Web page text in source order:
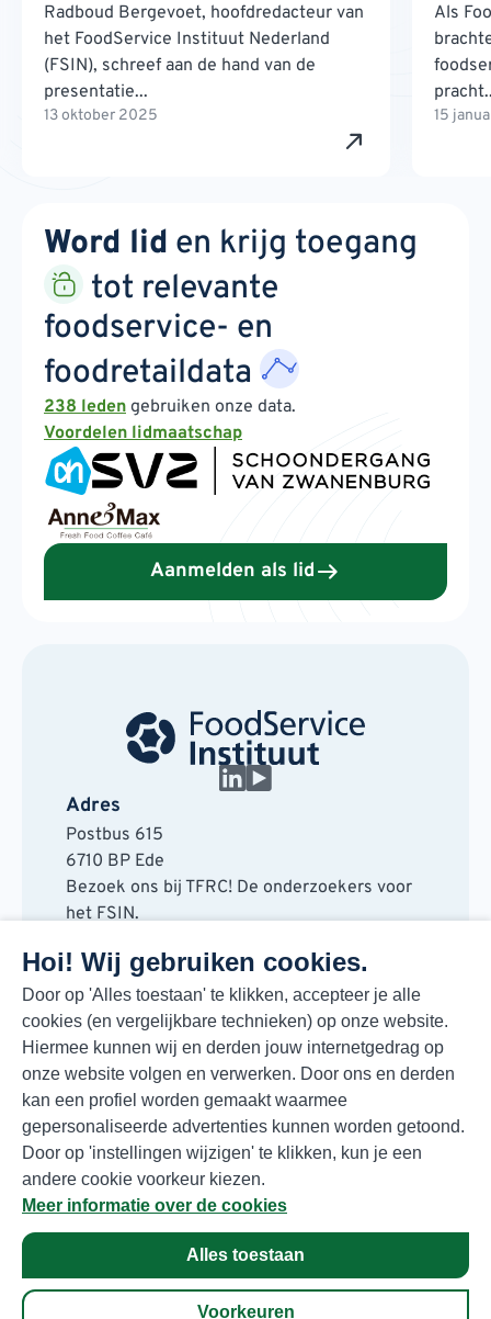
Hoi! Wij gebruiken cookies.
Door op 'Alles toestaan' te klikken, accepteer je alle
cookies (en vergelijkbare technieken) op onze website.
Hiermee kunnen wij en derden jouw internetgedrag op
onze website volgen en verwerken. Door ons en derden
kan een profiel worden gemaakt waarmee
gepersonaliseerde advertenties kunnen worden getoond.
Door op 'instellingen wijzigen' te klikken, kun je een
andere cookie voorkeur kiezen.
Meer informatie over de cookies
Alles toestaan
Voorkeuren
Radboud Bergevoet, hoofdredacteur van
het FoodService Instituut Nederland
(FSIN), schreef aan de hand van de
presentatie...
13 oktober 2025
Als
15
Word lid en krijg toegang
tot relevante
foodservice- en
foodretaildata
238 leden gebruiken onze data.
Voordelen lidmaatschap
Aanmelden als lid
Adres
Postbus 615
6710 BP Ede
Bezoek ons bij TFRC! De onderzoekers voor
het FSIN.
6717 LT Ede
Contact
088 730 48 00
info@fsin.nl
Nieuwsbrief
Elke maand de beste insights en outlooks
voor de foodmarkt!
Inschrijven
© Copyright 2026 FSIN